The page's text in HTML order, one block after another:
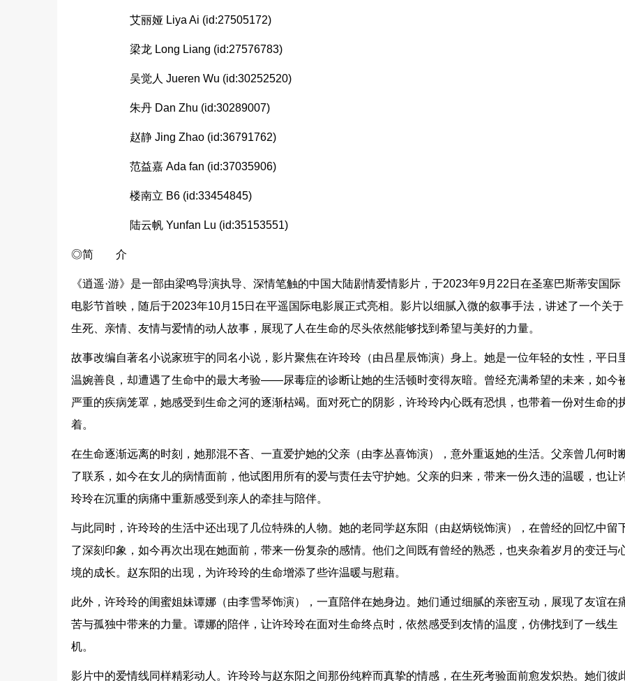
艾丽娅 Liya Ai (id:27505172)
梁龙 Long Liang (id:27576783)
吴觉人 Jueren Wu (id:30252520)
朱丹 Dan Zhu (id:30289007)
赵静 Jing Zhao (id:36791762)
范益嘉 Ada fan (id:37035906)
楼南立 B6 (id:33454845)
陆云帆 Yunfan Lu (id:35153551)
◎简 介
《逍遥·游》是一部由梁鸣导演执导、深情笔触的中国大陆剧情爱情影片，于2023年9月22日在圣塞巴斯蒂安国际
电影节首映，随后于2023年10月15日在平遥国际电影展正式亮相。影片以细腻入微的叙事手法，讲述了一个关于
生死、亲情、友情与爱情的动人故事，展现了人在生命的尽头依然能够找到希望与美好的力量。
故事改编自著名小说家班宇的同名小说，影片聚焦在许玲玲（由吕星辰饰演）身上。她是一位年轻的女性，平日
温婉善良，却遭遇了生命中的最大考验——尿毒症的诊断让她的生活顿时变得灰暗。曾经充满希望的未来，如今
严重的疾病笼罩，她感受到生命之河的逐渐枯竭。面对死亡的阴影，许玲玲内心既有恐惧，也带着一份对生命的
着。
在生命逐渐远离的时刻，她那混不吝、一直爱护她的父亲（由李丛喜饰演），意外重返她的生活。父亲曾几何时
了联系，如今在女儿的病情面前，他试图用所有的爱与责任去守护她。父亲的归来，带来一份久违的温暖，也让
玲玲在沉重的病痛中重新感受到亲人的牵挂与陪伴。
与此同时，许玲玲的生活中还出现了几位特殊的人物。她的老同学赵东阳（由赵炳锐饰演），在曾经的回忆中留
了深刻印象，如今再次出现在她面前，带来一份复杂的感情。他们之间既有曾经的熟悉，也夹杂着岁月的变迁与
境的成长。赵东阳的出现，为许玲玲的生命增添了些许温暖与慰藉。
此外，许玲玲的闺蜜姐妹谭娜（由李雪琴饰演），一直陪伴在她身边。她们通过细腻的亲密互动，展现了友谊在
苦与孤独中带来的力量。谭娜的陪伴，让许玲玲在面对生命终点时，依然感受到友情的温度，仿佛找到了一线生
机。
影片中的爱情线同样精彩动人。许玲玲与赵东阳之间那份纯粹而真挚的情感，在生死考验面前愈发炽热。她们彼